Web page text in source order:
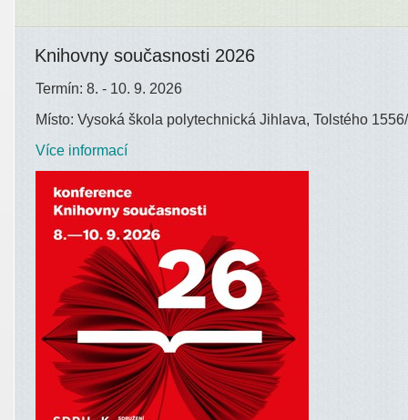
Knihovny současnosti 2026
Termín: 8. - 10. 9. 2026
Místo: Vysoká škola polytechnická Jihlava, Tolstého
Více informací